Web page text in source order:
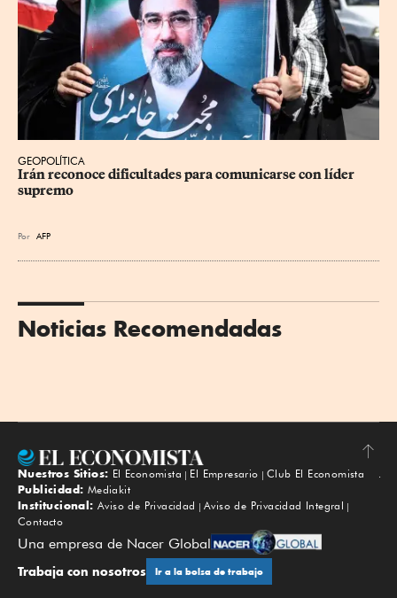
GEOPOLÍTICA
Irán reconoce dificultades para comunicarse con líder
supremo
Por AFP
Noticias Recomendadas
Subir
Nuestros Sitios: El Economista El Empresario
Club El Economista
Publicidad: Mediakit
Institucional: Aviso de Privacidad
Aviso de Privacidad Integral
Contacto
Una empresa de Nacer Global
Trabaja con nosotros Ir a la bolsa de trabajo